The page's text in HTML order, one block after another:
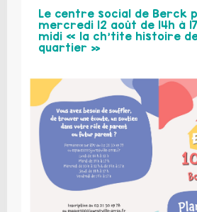
Le centre social de Berck
mercredi 12 août de 14h à
midi « la ch’tite histoire de
quartier »